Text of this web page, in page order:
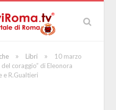
» Libri »
10 marzo
coraggio” di Eleonora
e R.Gualtieri